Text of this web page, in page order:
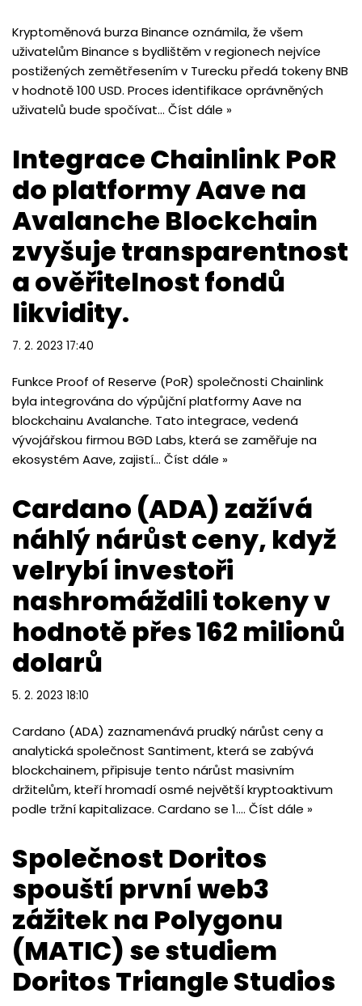
Kryptoměnová burza Binance oznámila, že všem
uživatelům Binance s bydlištěm v regionech nejvíce
postižených zemětřesením v Turecku předá tokeny BNB
v hodnotě 100 USD. Proces identifikace oprávněných
uživatelů bude spočívat… Číst dále »
Integrace Chainlink PoR
do platformy Aave na
Avalanche Blockchain
zvyšuje transparentnost
a ověřitelnost fondů
likvidity.
7. 2. 2023 17:40
Funkce Proof of Reserve (PoR) společnosti Chainlink
byla integrována do výpůjční platformy Aave na
blockchainu Avalanche. Tato integrace, vedená
vývojářskou firmou BGD Labs, která se zaměřuje na
ekosystém Aave, zajistí… Číst dále »
Cardano (ADA) zažívá
náhlý nárůst ceny, když
velrybí investoři
nashromáždili tokeny v
hodnotě přes 162 milionů
dolarů
5. 2. 2023 18:10
Cardano (ADA) zaznamenává prudký nárůst ceny a
analytická společnost Santiment, která se zabývá
blockchainem, připisuje tento nárůst masivním
držitelům, kteří hromadí osmé největší kryptoaktivum
podle tržní kapitalizace. Cardano se 1.… Číst dále »
Společnost Doritos
spouští první web3
zážitek na Polygonu
(MATIC) se studiem
Doritos Triangle Studios